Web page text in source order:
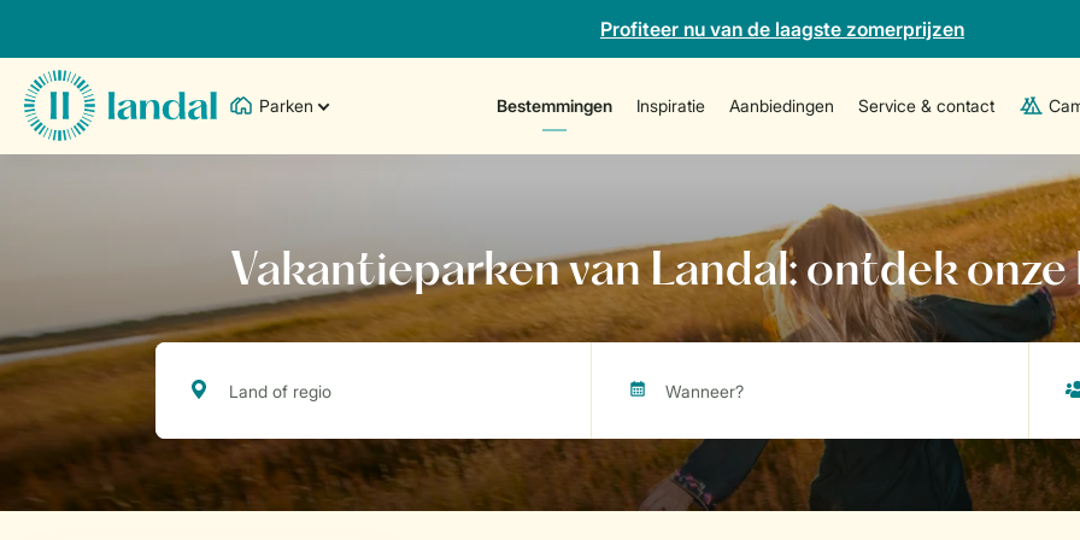
Profiteer nu van de laagste zomerprijzen
Parken Bestemmingen Inspiratie Aanbiedingen Service & contact